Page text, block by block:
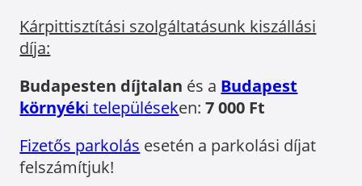
Kárpittisztítási szolgáltatásunk kiszállási
díja:
Budapesten díjtalan és a Budapest
környéki településeken:7 000 Ft
Fizetős parkolás esetén a parkolási díjat
felszámítjuk!